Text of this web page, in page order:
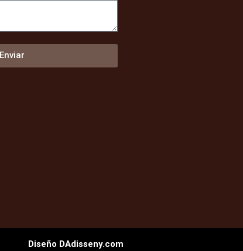
Enviar
Diseño DAdisseny.com